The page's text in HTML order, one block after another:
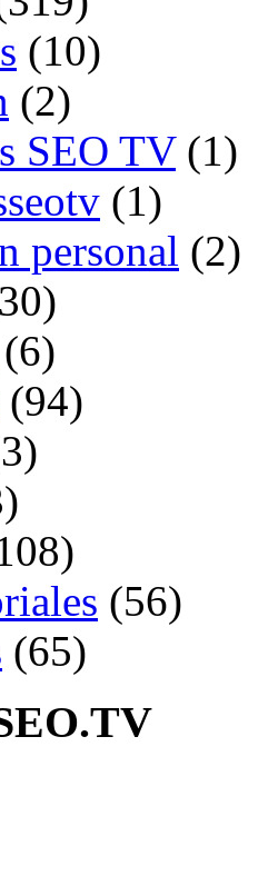
(10)
(2)
SEO TV(1)
(1)
personal (2)
(6)
(94)
(56)
(65)